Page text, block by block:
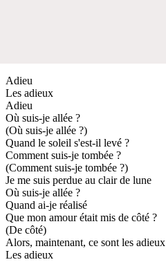
Adieu
Les adieux
Adieu
Où suis-je allée ?
(Où suis-je allée ?)
Quand le soleil s'est-il levé ?
Comment suis-je tombée ?
(Comment suis-je tombée ?)
Je me suis perdue au clair de lune
Où suis-je allée ?
Quand ai-je réalisé
Que mon amour était mis de côté ?
(De côté)
Alors, maintenant, ce sont les adieux
Les adieux